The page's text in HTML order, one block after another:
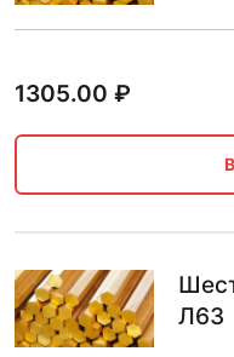
1305.00 ₽
Л63